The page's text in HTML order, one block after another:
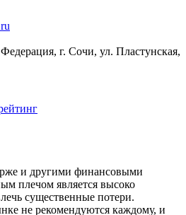
г. Сочи, ул. Пластунская,
и другими финансовыми
плечом является высоко
существенные потери.
не рекомендуются каждому, и